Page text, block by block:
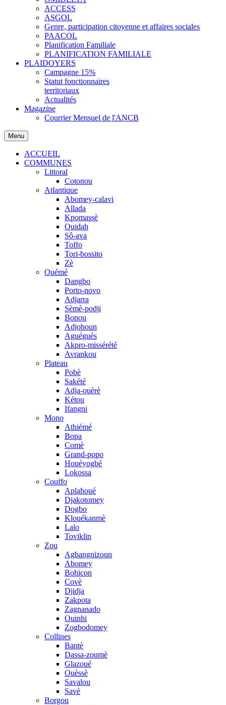
ACCESS
ASGOL
Genre, participation citoyenne et affaires sociales
PAACOL
Planification Familiale
PLANIFICATION FAMILIALE
PLAIDOYERS
Campagne 15%
Statut fonctionnaires
territoriaux
Actualités
Magazine
Courrier Mensuel de l'ANCB
Menu
ACCUEIL
COMMUNES
Littoral
Cotonou
Atlantique
Abomey-calavi
Allada
Kpomassè
Ouidah
Sô-ava
Toffo
Tori-bossito
Zè
Ouémé
Dangbo
Porto-novo
Adjarra
Sèmè-podji
Bonou
Adjohoun
Aguégués
Akpro-missérété
Avrankou
Plateau
Pobè
Sakété
Adja-ouèrè
Kétou
Ifangni
Mono
Athiémé
Bopa
Comè
Grand-popo
Houéyogbé
Lokossa
Couffo
Aplahoué
Djakotomey
Dogbo
Klouékanmè
Lalo
Toviklin
Zou
Agbangnizoun
Abomey
Bohicon
Covè
Djidja
Zakpota
Zagnanado
Ouinhi
Zogbodomey
Collines
Bantè
Dassa-zoumè
Glazoué
Ouèssè
Savalou
Savè
Borgou